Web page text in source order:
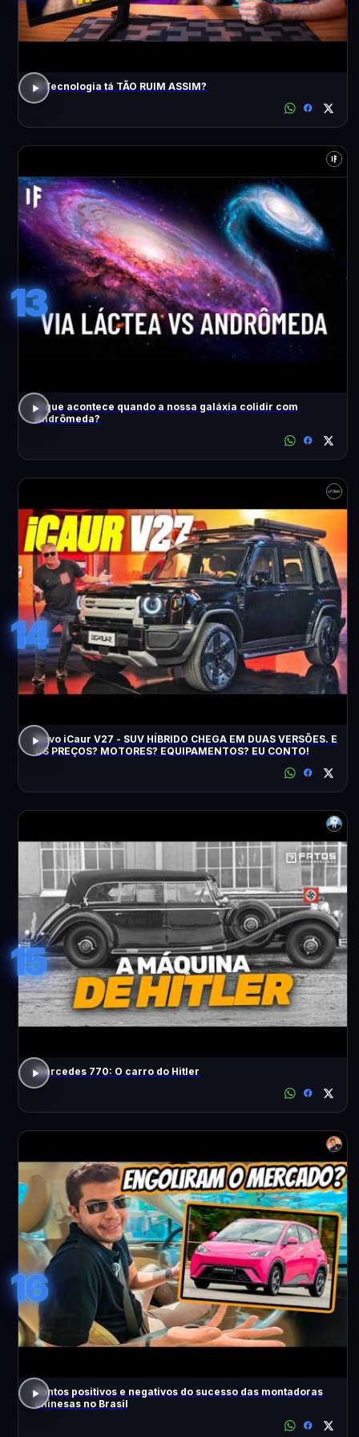
A Tecnologia tá TÃO RUIM ASSIM?
13
O que acontece quando a nossa galáxia colidir com
Andrômeda?
14
Novo iCaur V27 - SUV HÍBRIDO CHEGA EM DUAS VERSÕES. E
OS PREÇOS? MOTORES? EQUIPAMENTOS? EU CONTO!
15
Mercedes 770: O carro do Hitler
16
Pontos positivos e negativos do sucesso das montadoras
chinesas no Brasil